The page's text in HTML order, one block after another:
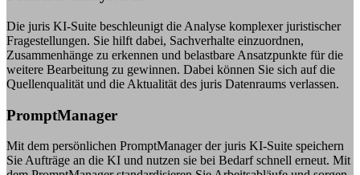
Die juris KI-Suite beschleunigt die Analyse komplexer juristischer
Fragestellungen. Sie hilft dabei, Sachverhalte einzuordnen,
Zusammenhänge zu erkennen und belastbare Ansatzpunkte für die
weitere Bearbeitung zu gewinnen. Dabei können Sie sich auf die
Quellenqualität und die Aktualität des juris Datenraums verlassen.
PromptManager
Mit dem persönlichen PromptManager der juris KI-Suite speichern
Sie Aufträge an die KI und nutzen sie bei Bedarf schnell erneut. Mit